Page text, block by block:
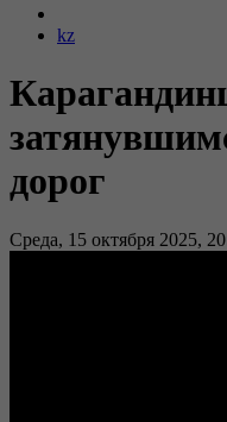
kz
дорог
Среда, 15 октября 2025,